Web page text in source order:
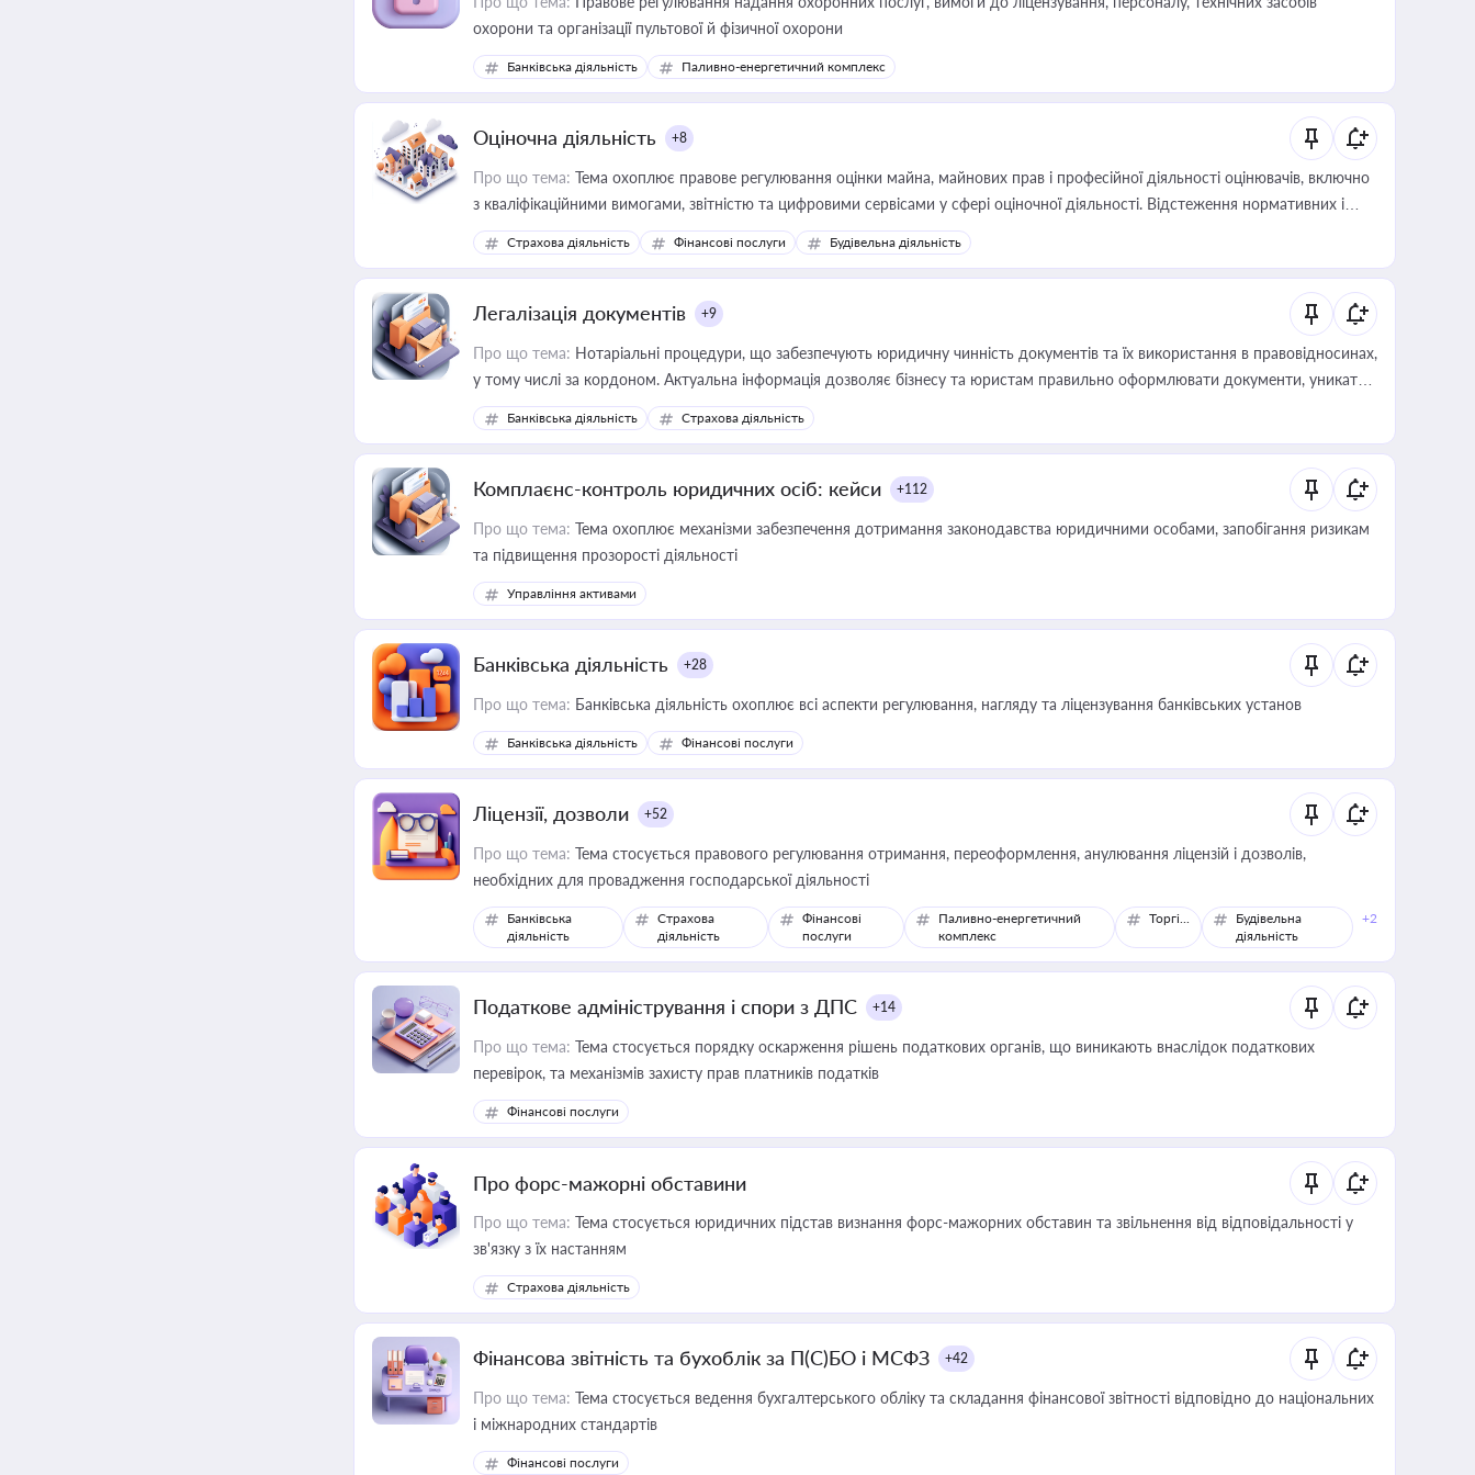
охорони та організації пультової й фізичної охорони
Банківська діяльність Паливно-енергетичний комплекс
Оціночна діяльність +8
Про що тема: Тема охоплює правове регулювання оцінки майна, майнових прав і професійної діяльності оцінювачів, включно
з кваліфікаційними вимогами, звітністю та цифровими сервісами у сфері оціночної діяльності. Відстеження нормативних і
медійних змін у цій сфері корисне для власника бізнесу, керівника, юриста або бухгалтера під час оподаткування,
приватизації, оренди державного майна, корпоративних угод і перевірки статусу суб'єктів оціночної діяльності
Страхова діяльність Фінансові послуги Будівельна діяльність
Легалізація документів +9
Про що тема: Нотаріальні процедури, що забезпечують юридичну чинність документів та їх використання в правовідносинах,
у тому числі за кордоном. Актуальна інформація дозволяє бізнесу та юристам правильно оформлювати документи, уникати
ризиків недійсності та забезпечувати їх належне прийняття органами влади та контрагентами
Банківська діяльність Страхова діяльність
Комплаєнс-контроль юридичних осіб: кейси +112
Про що тема: Тема охоплює механізми забезпечення дотримання законодавства юридичними особами, запобігання ризикам
та підвищення прозорості діяльності
Управління активами
Банківська діяльність +28
Про що тема: Банківська діяльність охоплює всі аспекти регулювання, нагляду та ліцензування банківських установ
Банківська діяльність Фінансові послуги
Ліцензії, дозволи +52
Про що тема: Тема стосується правового регулювання отримання, переоформлення, анулювання ліцензій і дозволів,
необхідних для провадження господарської діяльності
Банківська
діяльність
Страхова
діяльність
Фінансові
послуги
Паливно-енергетичний
комплекс
Торгівля
Будівельна
діяльність
+2
Податкове адміністрування і спори з ДПС +14
Про що тема: Тема стосується порядку оскарження рішень податкових органів, що виникають внаслідок податкових
перевірок, та механізмів захисту прав платників податків
Фінансові послуги
Про форс-мажорні обставини
Про що тема: Тема стосується юридичних підстав визнання форс-мажорних обставин та звільнення від відповідальності у
зв'язку з їх настанням
Страхова діяльність
Фінансова звітність та бухоблік за П(С)БО і МСФЗ +42
Про що тема: Тема стосується ведення бухгалтерського обліку та складання фінансової звітності відповідно до національних
і міжнародних стандартів
Фінансові послуги